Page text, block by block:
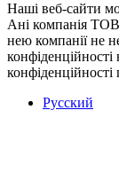
Наші веб-сайти
Ані компанія
нею компанії не
конфіденційності
Русский